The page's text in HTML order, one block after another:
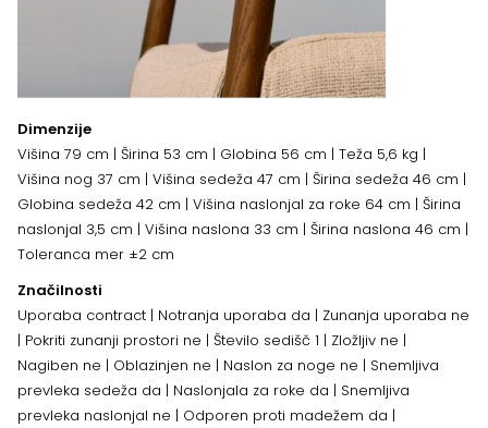
Dimenzije
Višina 79 cm | Širina 53 cm | Globina 56 cm | Teža 5,6 kg |
Višina nog 37 cm | Višina sedeža 47 cm | Širina sedeža 46 cm |
Globina sedeža 42 cm | Višina naslonjal za roke 64 cm | Širina
naslonjal 3,5 cm | Višina naslona 33 cm | Širina naslona 46 cm |
Toleranca mer ±2 cm
Značilnosti
Uporaba contract | Notranja uporaba da | Zunanja uporaba ne
| Pokriti zunanji prostori ne | Število sedišč 1 | Zložljiv ne |
Nagiben ne | Oblazinjen ne | Naslon za noge ne | Snemljiva
prevleka sedeža da | Naslonjala za roke da | Snemljiva
prevleka naslonjal ne | Odporen proti madežem da |